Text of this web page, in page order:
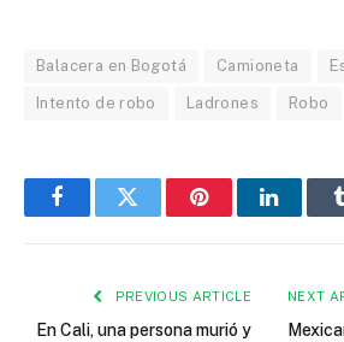
Balacera en Bogotá Camioneta
Intento de robo Ladrones Robo
FacebookTwitter Pinterest
PREVIOUS ARTICLE
En Cali, una persona murió y
NEXT